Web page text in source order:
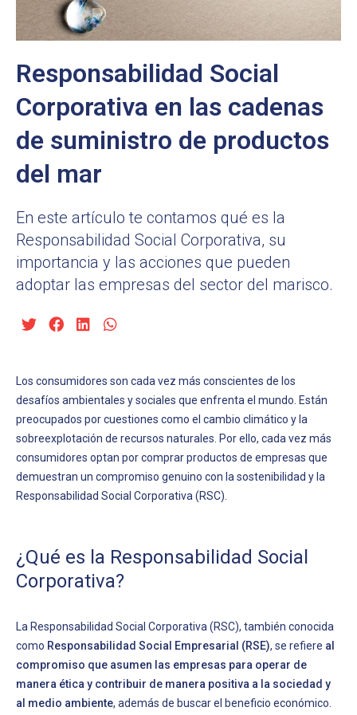
Responsabilidad Social
Corporativa en las cadenas
de suministro de productos
del mar
En este artículo te contamos qué es la
Responsabilidad Social Corporativa, su
importancia y las acciones que pueden
adoptar las empresas del sector del marisco.
Los consumidores son cada vez más conscientes de los
desafíos ambientales y sociales que enfrenta el mundo. Están
preocupados por cuestiones como el cambio climático y la
sobreexplotación de recursos naturales. Por ello, cada vez más
consumidores optan por comprar productos de empresas que
demuestran un compromiso genuino con la sostenibilidad y la
Responsabilidad Social Corporativa (RSC).
¿Qué es la Responsabilidad Social
Corporativa?
La Responsabilidad Social Corporativa (RSC), también conocida
como Responsabilidad Social Empresarial (RSE), se refiere al
compromiso que asumen las empresas para operar de
manera ética y contribuir de manera positiva a la sociedad y
al medio ambiente, además de buscar el beneficio económico.